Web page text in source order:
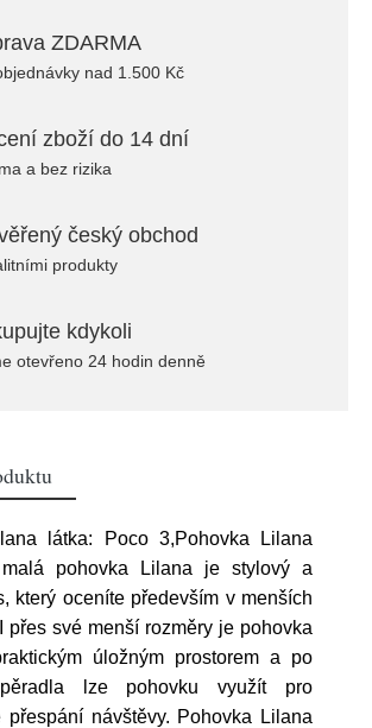
ZDARMA
nad 1.500 Kč
zboží do 14 dní
a bez rizika
český obchod
produkty
kdykoli
otevřeno 24 hodin denně
látka: Poco 3,Pohovka Lilana
pohovka Lilana je stylový a
který oceníte především v menších
přes své menší rozměry je pohovka
úložným prostorem a po
lze pohovku využít pro
přespání návštěvy. Pohovka Lilana